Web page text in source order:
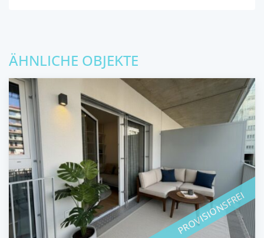
ÄHNLICHE OBJEKTE
PROVISIONSFREI